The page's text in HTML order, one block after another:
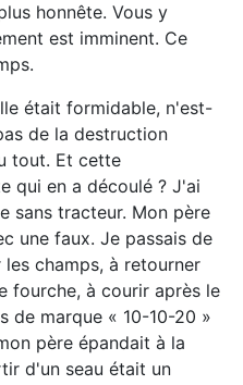
honnête. Vous y
est imminent. Ce
était formidable, n'est-
de la destruction
tout. Et cette
qui en a découlé ? J'ai
sans tracteur. Mon père
une faux. Je passais de
champs, à retourner
fourche, à courir après le
de marque « 10-10-20 »
père épandait à la
d'un seau était un